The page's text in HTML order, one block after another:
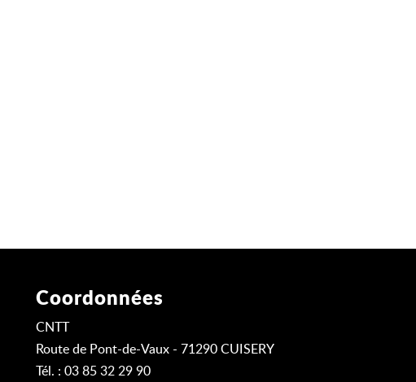
Coordonnées
CNTT
Route de Pont-de-Vaux - 71290 CUISERY
Tél. : 03 85 32 29 90